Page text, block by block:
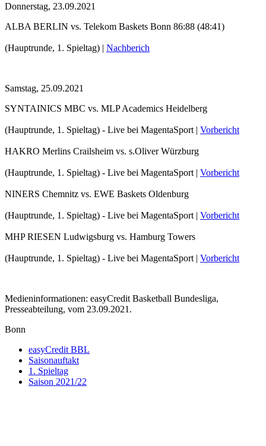
Donnerstag, 23.09.2021
ALBA BERLIN vs. Telekom Baskets Bonn 86:88 (48:41)
(Hauptrunde, 1. Spieltag) | Nachberich
Samstag, 25.09.2021
SYNTAINICS MBC vs. MLP Academics Heidelberg
(Hauptrunde, 1. Spieltag) - Live bei MagentaSport | Vorbericht
HAKRO Merlins Crailsheim vs. s.Oliver Würzburg
(Hauptrunde, 1. Spieltag) - Live bei MagentaSport | Vorbericht
NINERS Chemnitz vs. EWE Baskets Oldenburg
(Hauptrunde, 1. Spieltag) - Live bei MagentaSport | Vorbericht
MHP RIESEN Ludwigsburg vs. Hamburg Towers
(Hauptrunde, 1. Spieltag) - Live bei MagentaSport | Vorbericht
Medieninformationen: easyCredit Basketball Bundesliga,
Presseabteilung, vom 23.09.2021.
Bonn
easyCredit BBL
Saisonauftakt
1. Spieltag
Saison 2021/22